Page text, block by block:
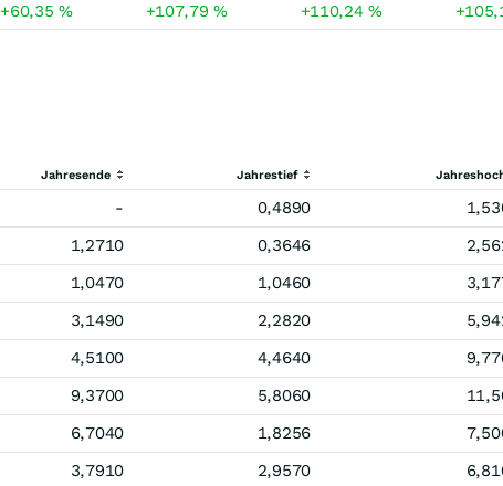
+60,35% +107,79% +110,24%
Jahresende Jahrestief
- 0,4890
1,2710 0,3646
1,0470 1,0460
3,1490 2,2820
4,5100 4,4640
9,3700 5,8060
6,7040 1,8256
3,7910 2,9570